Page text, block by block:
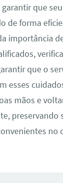
que
de forma
importância
que o
esses
mãos e
preservando
no